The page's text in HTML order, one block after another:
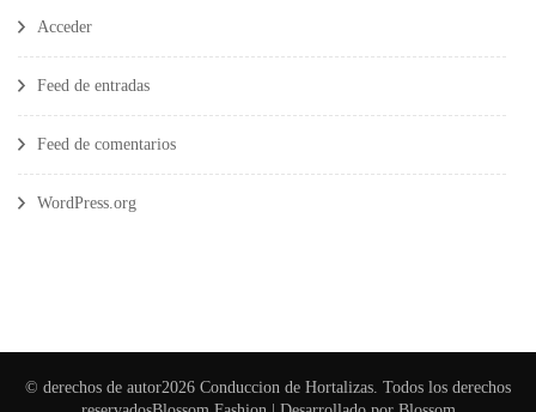
Acceder
Feed de entradas
Feed de comentarios
WordPress.org
© derechos de autor2026 Conduccion de Hortalizas. Todos los derechos